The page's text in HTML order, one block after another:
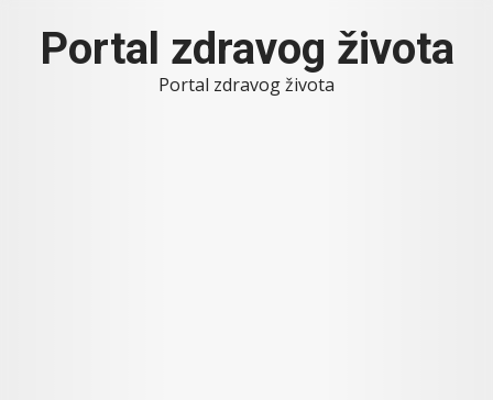
contentPortal zdravog života
Portal zdravog života